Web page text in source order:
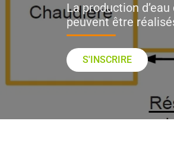
La production
peuvent être
S'INSCRIRE